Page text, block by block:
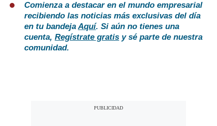
Comienza a destacar en el mundo empresarial
recibiendo las noticias más exclusivas del día
en tu bandejaAquí. Si aún no tienes una
cuenta, Regístrate gratis y sé parte de nuestra
comunidad.